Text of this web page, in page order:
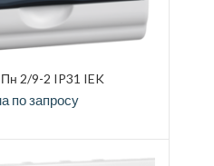
2/9-2 IP31 IEK
по запросу